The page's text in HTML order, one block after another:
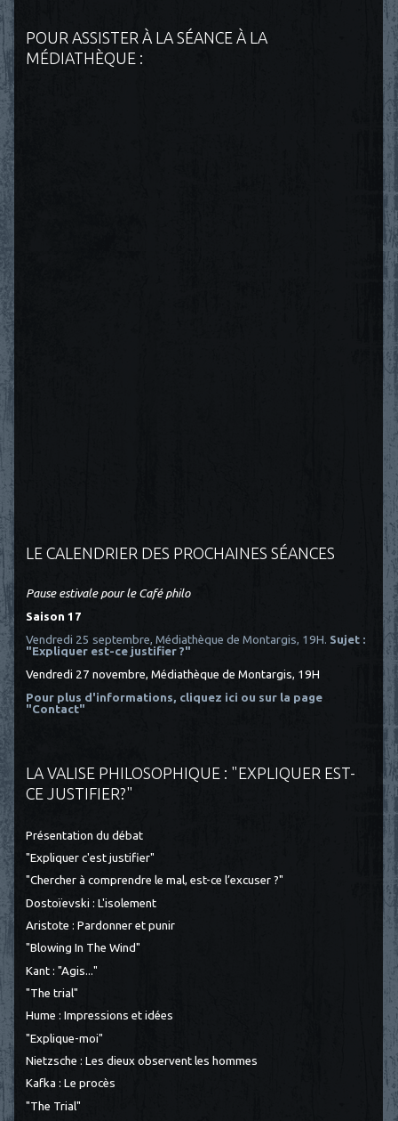
POUR ASSISTER À LA SÉANCE À LA
MÉDIATHÈQUE :
LE CALENDRIER DES PROCHAINES SÉANCES
Pause estivale pour le Café philo
Saison 17
Vendredi 25 septembre, Médiathèque de Montargis, 19H. Sujet :
"Expliquer est-ce justifier ?"
Vendredi 27 novembre, Médiathèque de Montargis, 19H
Pour plus d'informations, cliquez ici ou sur la page
"Contact"
LA VALISE PHILOSOPHIQUE : "EXPLIQUER EST-
CE JUSTIFIER?"
Présentation du débat
"Expliquer c'est justifier"
"Chercher à comprendre le mal, est-ce l’excuser ?"
Dostoïevski : L'isolement
Aristote : Pardonner et punir
"Blowing In The Wind"
Kant : "Agis..."
"The trial"
Hume : Impressions et idées
"Explique-moi"
Nietzsche : Les dieux observent les hommes
Kafka : Le procès
"The Trial"